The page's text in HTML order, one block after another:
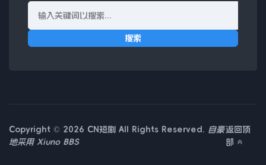
搜索
Copyright © 2026 CN短剧 All Rights Reserved. 自豪
地采用 Xiuno BBS
返回顶
部